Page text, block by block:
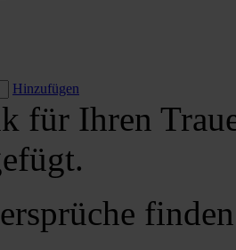
Hinzufügen
für Ihren